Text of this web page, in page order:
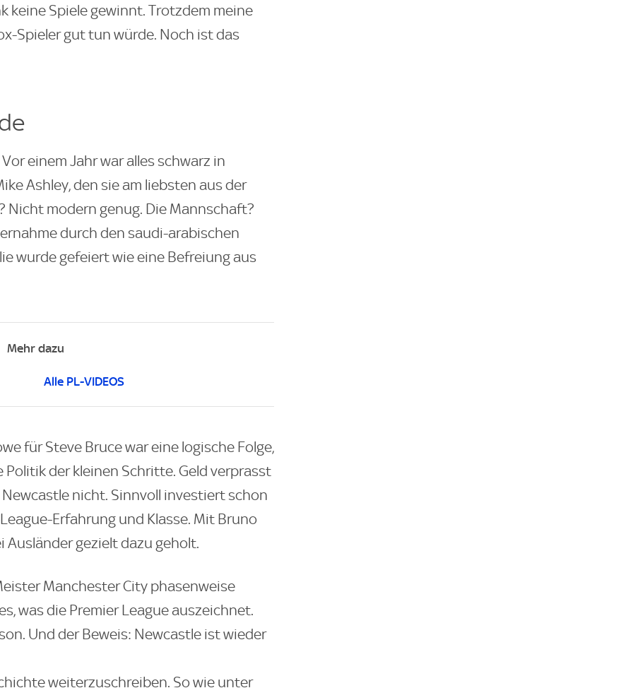
keine Spiele gewinnt. Trotzdem meine
Spieler gut tun würde. Noch ist das
einem Jahr war alles schwarz in
Ashley, den sie am liebsten aus der
Nicht modern genug. Die Mannschaft?
durch den saudi-arabischen
wurde gefeiert wie eine Befreiung aus
Mehr dazu
Alle PL-VIDEOS
für Steve Bruce war eine logische Folge,
Politik der kleinen Schritte. Geld verprasst
nicht. Sinnvoll investiert schon
Erfahrung und Klasse. Mit Bruno
Ausländer gezielt dazu geholt.
Manchester City phasenweise
was die Premier League auszeichnet.
Und der Beweis: Newcastle ist wieder
weiterzuschreiben. So wie unter